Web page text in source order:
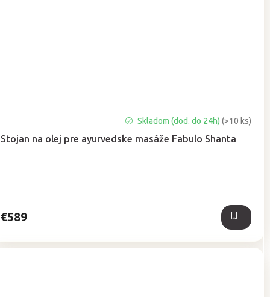
Stojan na olej pre ayurvedske masáže Fabulo Shanta
Skladom (dod. do 24h) (>10 ks)
€589